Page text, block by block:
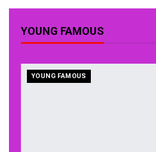
YOUNG FAMOUS
YOUNG FAMOUS